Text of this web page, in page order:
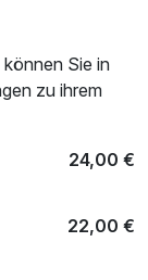
Sie in
zu ihrem
24,00 €
22,00 €